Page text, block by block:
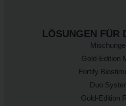
LÖSUNGEN FÜR
Gold-Edition
Fortify
Duo
Gold-Edition